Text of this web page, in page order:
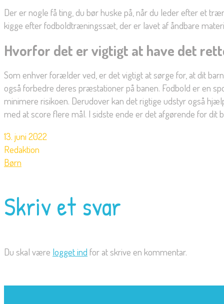
Der er nogle få ting, du bør huske på, når du leder efter et
kigge efter fodboldtræningssæt, der er lavet af åndbare
Hvorfor det er vigtigt at have det
Som enhver forælder ved, er det vigtigt at sørge for, at dit
også forbedre deres præstationer på banen. Fodbold er en
minimere risikoen. Derudover kan det rigtige udstyr også
med at score flere mål. I sidste ende er det afgørende for dit
13. juni 2022
Redaktion
Børn
Skriv et svar
Du skal være logget ind for at skrive en kommentar.